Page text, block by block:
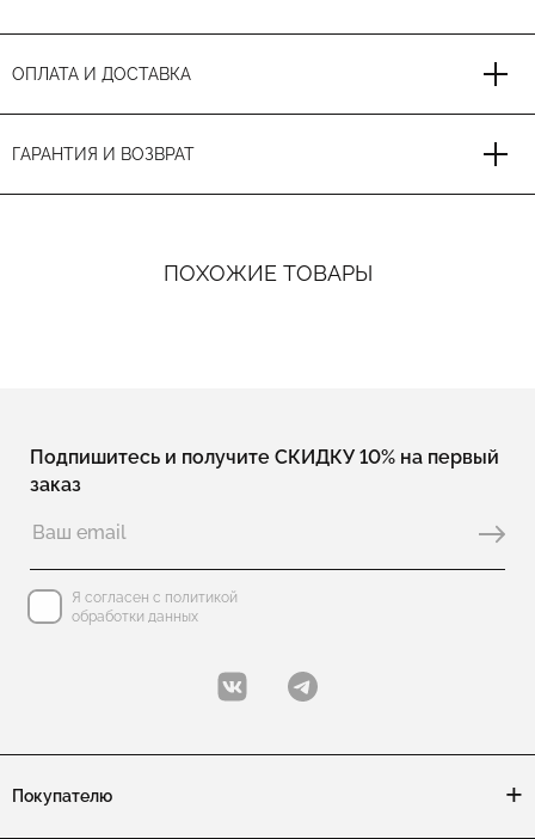
ОПЛАТА И ДОСТАВКА
ГАРАНТИЯ И ВОЗВРАТ
ПОХОЖИЕ ТОВАРЫ
Подпишитесь и получите СКИДКУ 10% на первый
заказ
Я согласен с политикой
обработки данных
Покупателю